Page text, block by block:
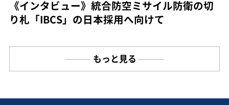
《インタビュー》統合防空ミサイル防衛の切
り札「IBCS」の日本採用へ向けて
もっと見る